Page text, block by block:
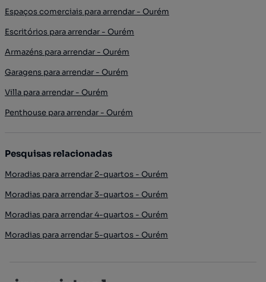
Espaços comerciais para arrendar - Ourém
Escritórios para arrendar - Ourém
Armazéns para arrendar - Ourém
Garagens para arrendar - Ourém
Villa para arrendar - Ourém
Penthouse para arrendar - Ourém
Pesquisas relacionadas
Moradias para arrendar 2-quartos - Ourém
Moradias para arrendar 3-quartos - Ourém
Moradias para arrendar 4-quartos - Ourém
Moradias para arrendar 5-quartos - Ourém